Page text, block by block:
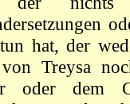
hat, der
Treysa
oder dem